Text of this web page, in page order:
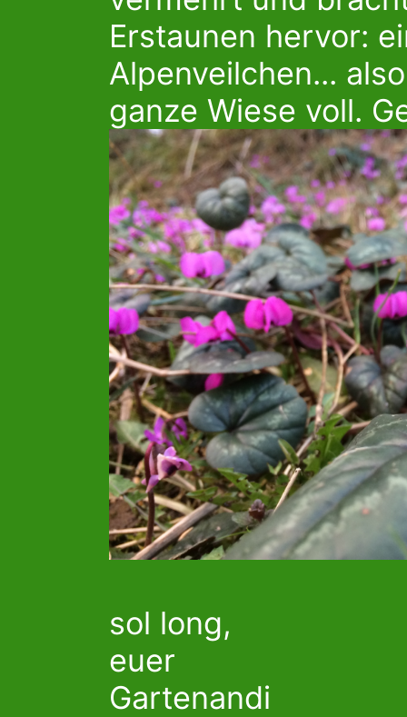
Erstaunen hervor:
Alpenveilchen...
ganze Wiese voll.
sol long,
euer
Gartenandi